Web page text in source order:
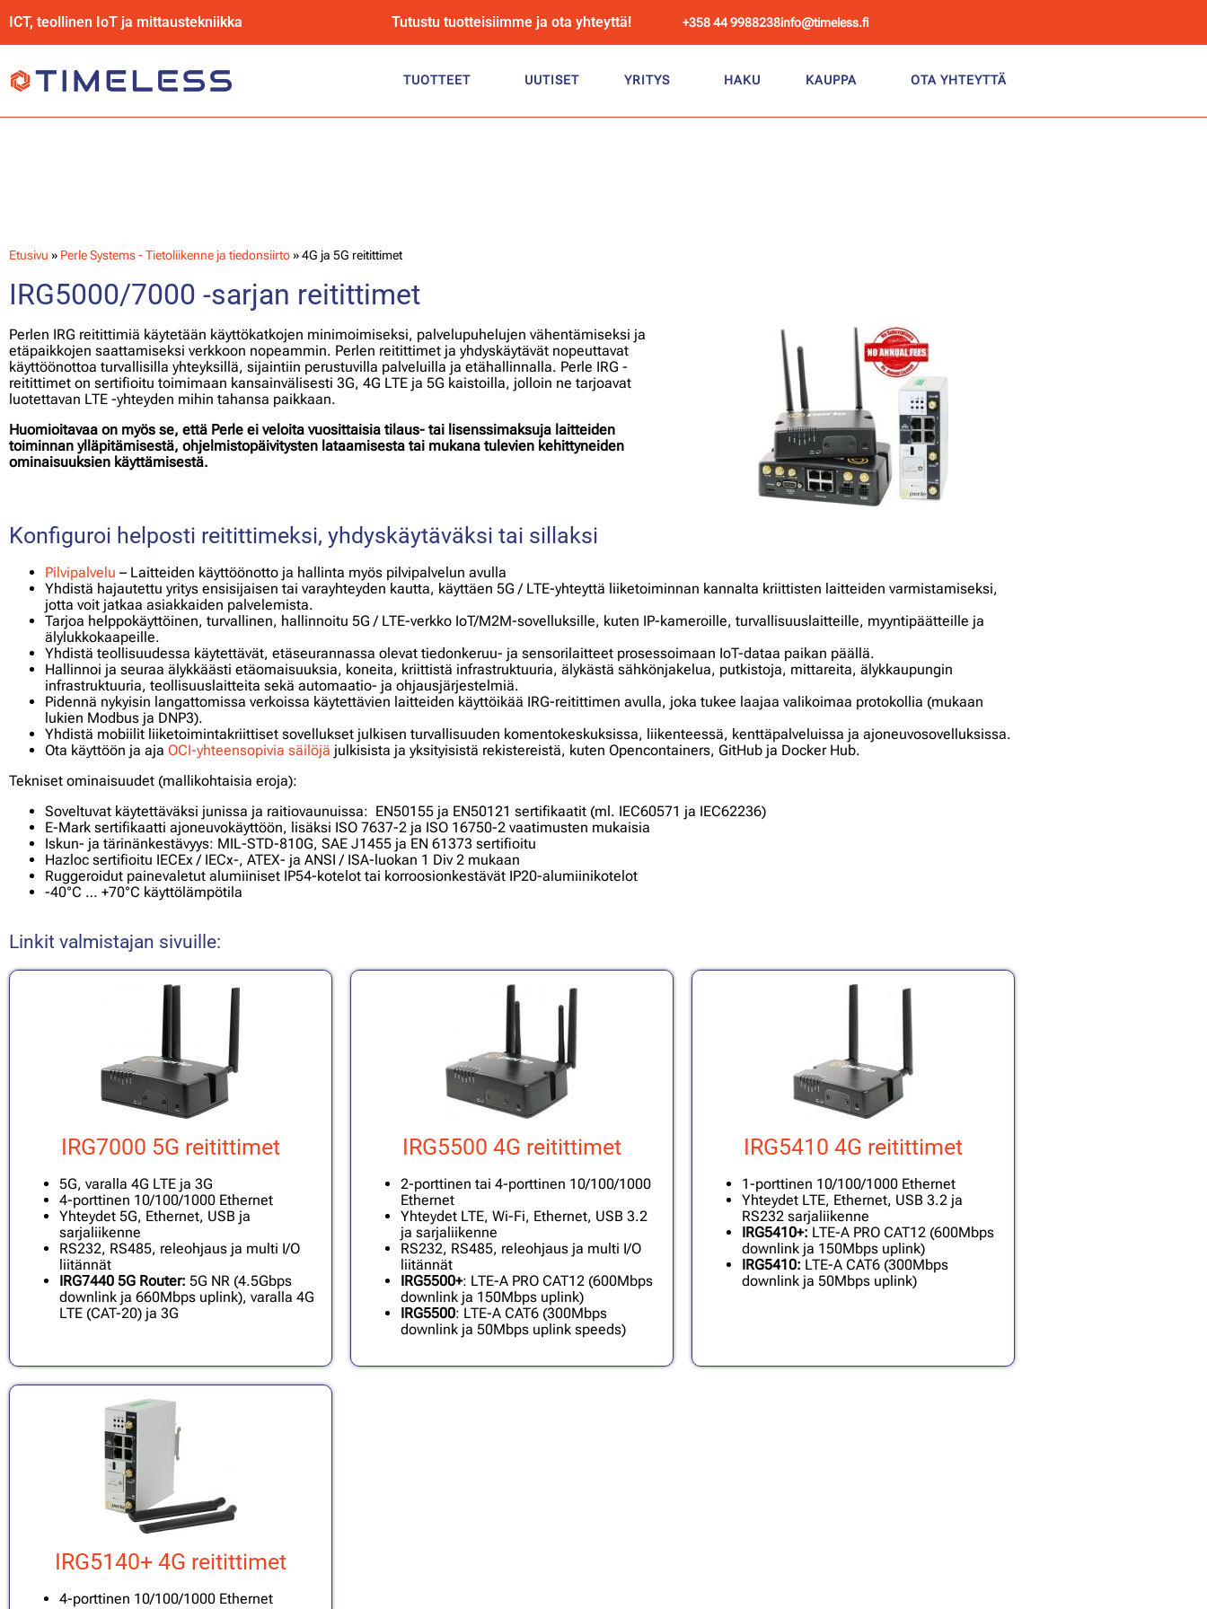
ICT, teollinen IoT ja mittaustekniikka Tutustu tuotteisiimme ja ota yhteyttä! +358 44 9988238info@timeless.fi
TUOTTEET UUTISET YRITYS HAKU KAUPPA OTA YHTEYTTÄ
Etusivu » Perle Systems - Tietoliikenne ja tiedonsiirto»4G ja 5G reitittimet
IRG5000/7000 -sarjan reitittimet
Perlen IRG reitittimiä käytetään käyttökatkojen minimoimiseksi, palvelupuhelujen vähentämiseksi ja
etäpaikkojen saattamiseksi verkkoon nopeammin. Perlen reitittimet ja yhdyskäytävät nopeuttavat
käyttöönottoa turvallisilla yhteyksillä, sijaintiin perustuvilla palveluilla ja etähallinnalla. Perle IRG -
reitittimet on sertifioitu toimimaan kansainvälisesti 3G, 4G LTE ja 5G kaistoilla, jolloin ne tarjoavat
luotettavan LTE -yhteyden mihin tahansa paikkaan.
Huomioitavaa on myös se, että Perle ei veloita vuosittaisia tilaus- tai lisenssimaksuja laitteiden
toiminnan ylläpitämisestä, ohjelmistopäivitysten lataamisesta tai mukana tulevien kehittyneiden
ominaisuuksien käyttämisestä.
Konfiguroi helposti reitittimeksi, yhdyskäytäväksi tai sillaksi
Pilvipalvelu – Laitteiden käyttöönotto ja hallinta myös pilvipalvelun avulla
Yhdistä hajautettu yritys ensisijaisen tai varayhteyden kautta, käyttäen 5G / LTE-yhteyttä liiketoiminnan kannalta kriittisten laitteiden varmistamiseksi,
jotta voit jatkaa asiakkaiden palvelemista.
Tarjoa helppokäyttöinen, turvallinen, hallinnoitu 5G / LTE-verkko IoT/M2M-sovelluksille, kuten IP-kameroille, turvallisuuslaitteille, myyntipäätteille ja
älylukkokaapeille.
Yhdistä teollisuudessa käytettävät, etäseurannassa olevat tiedonkeruu- ja sensorilaitteet prosessoimaan IoT-dataa paikan päällä.
Hallinnoi ja seuraa älykkäästi etäomaisuuksia, koneita, kriittistä infrastruktuuria, älykästä sähkönjakelua, putkistoja, mittareita, älykkaupungin
infrastruktuuria, teollisuuslaitteita sekä automaatio- ja ohjausjärjestelmiä.
Pidennä nykyisin langattomissa verkoissa käytettävien laitteiden käyttöikää IRG-reitittimen avulla, joka tukee laajaa valikoimaa protokollia (mukaan
lukien Modbus ja DNP3).
Yhdistä mobiilit liiketoimintakriittiset sovellukset julkisen turvallisuuden komentokeskuksissa, liikenteessä, kenttäpalveluissa ja ajoneuvosovelluksissa.
Ota käyttöön ja aja OCI-yhteensopivia säilöjä julkisista ja yksityisistä rekistereistä, kuten Opencontainers, GitHub ja Docker Hub.
Tekniset ominaisuudet (mallikohtaisia eroja):
Soveltuvat käytettäväksi junissa ja raitiovaunuissa: EN50155 ja EN50121 sertifikaatit (ml. IEC60571 ja IEC62236)
E-Mark sertifikaatti ajoneuvokäyttöön, lisäksi ISO 7637-2 ja ISO 16750-2 vaatimusten mukaisia
Iskun- ja tärinänkestävyys: MIL-STD-810G, SAE J1455 ja EN 61373 sertifioitu
Hazloc sertifioitu IECEx / IECx-, ATEX- ja ANSI / ISA-luokan 1 Div 2 mukaan
Ruggeroidut painevaletut alumiiniset IP54-kotelot tai korroosionkestävät IP20-alumiinikotelot
-40°C … +70°C käyttölämpötila
Linkit valmistajan sivuille:
IRG7000 5G reitittimet
5G, varalla 4G LTE ja 3G
4-porttinen 10/100/1000 Ethernet
Yhteydet 5G, Ethernet, USB ja
sarjaliikenne
RS232, RS485, releohjaus ja multi I/O
liitännät
IRG7440 5G Router: 5G NR (4.5Gbps
downlink ja 660Mbps uplink), varalla 4G
LTE (CAT-20) ja 3G
IRG5500 4G reitittimet
2-porttinen tai 4-porttinen 10/100/1000
Ethernet
Yhteydet LTE, Wi-Fi, Ethernet, USB 3.2
ja sarjaliikenne
RS232, RS485, releohjaus ja multi I/O
liitännät
IRG5500+: LTE-A PRO CAT12 (600Mbps
downlink ja 150Mbps uplink)
IRG5500: LTE-A CAT6 (300Mbps
downlink ja 50Mbps uplink speeds)
IRG5410 4G reitittimet
1-porttinen 10/100/1000 Ethernet
Yhteydet LTE, Ethernet, USB 3.2 ja
RS232 sarjaliikenne
IRG5410+: LTE-A PRO CAT12 (600Mbps
downlink ja 150Mbps uplink)
IRG5410: LTE-A CAT6 (300Mbps
downlink ja 50Mbps uplink)
IRG5140+ 4G reitittimet
4-porttinen 10/100/1000 Ethernet